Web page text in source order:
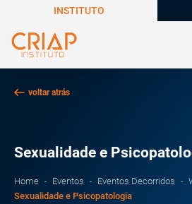
INSTITUTO
voltar atrás
Sexualidade e
Home Eventos Eventos Decorridos
Sexualidade e Psicopatologia